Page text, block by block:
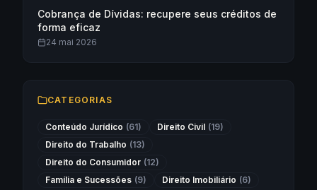
Cobrança de Dívidas: recupere seus créditos de
forma eficaz
24 mai 2026
CATEGORIAS
Conteúdo Jurídico (61) Direito Civil (19)
Direito do Trabalho (13)
Direito do Consumidor (12)
Família e Sucessões (9) Direito Imobiliário (6)